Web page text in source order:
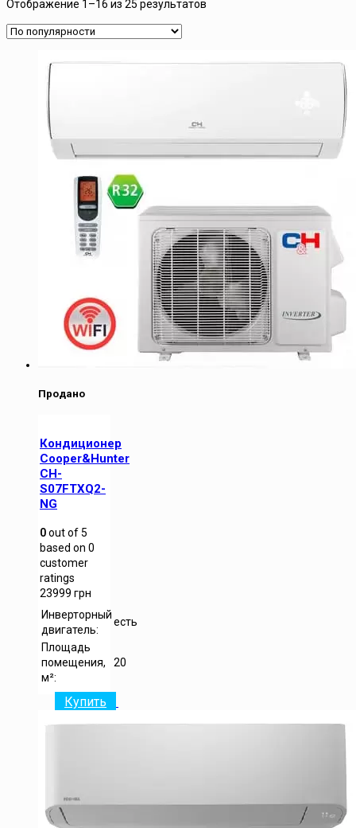
Отображение 1–16 из 25 результатов
Продано
Кондиционер
Cooper&Hunter
CH-
S07FTXQ2-
NG
0out of5
based on 0
customer
ratings
23999 грн
Инверторный
двигатель:
есть
Площадь
помещения,
м²:
20
Купить